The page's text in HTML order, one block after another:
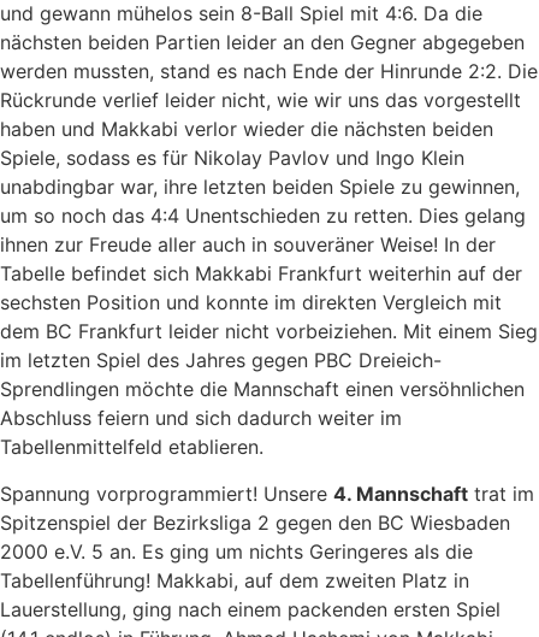
und gewann mühelos sein 8-Ball Spiel mit 4:6. Da die
nächsten beiden Partien leider an den Gegner abgegeben
werden mussten, stand es nach Ende der Hinrunde 2:2. Die
Rückrunde verlief leider nicht, wie wir uns das vorgestellt
haben und Makkabi verlor wieder die nächsten beiden
Spiele, sodass es für Nikolay Pavlov und Ingo Klein
unabdingbar war, ihre letzten beiden Spiele zu gewinnen,
um so noch das 4:4 Unentschieden zu retten. Dies gelang
ihnen zur Freude aller auch in souveräner Weise! In der
Tabelle befindet sich Makkabi Frankfurt weiterhin auf der
sechsten Position und konnte im direkten Vergleich mit
dem BC Frankfurt leider nicht vorbeiziehen. Mit einem Sieg
im letzten Spiel des Jahres gegen PBC Dreieich-
Sprendlingen möchte die Mannschaft einen versöhnlichen
Abschluss feiern und sich dadurch weiter im
Tabellenmittelfeld etablieren.
Spannung vorprogrammiert! Unsere 4. Mannschaft trat im
Spitzenspiel der Bezirksliga 2 gegen den BC Wiesbaden
2000 e.V. 5 an. Es ging um nichts Geringeres als die
Tabellenführung! Makkabi, auf dem zweiten Platz in
Lauerstellung, ging nach einem packenden ersten Spiel